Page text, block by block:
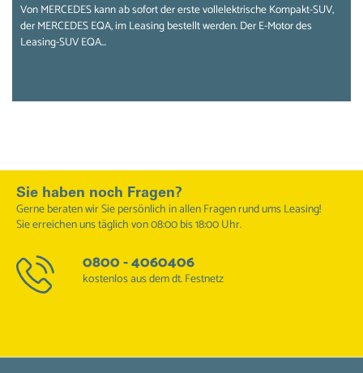
Von MERCEDES kann ab sofort der erste vollelektrische Kompakt-SUV,
der MERCEDES EQA, im Leasing bestellt werden. Der E-Motor des
Leasing-SUV EQA...
Sie haben noch Fragen?
Gerne beraten wir Sie persönlich in allen Fragen rund ums Leasing!
Sie erreichen uns täglich von 08:00 bis 18:00 Uhr.
0800 - 4060406
kostenlos aus dem dt. Festnetz